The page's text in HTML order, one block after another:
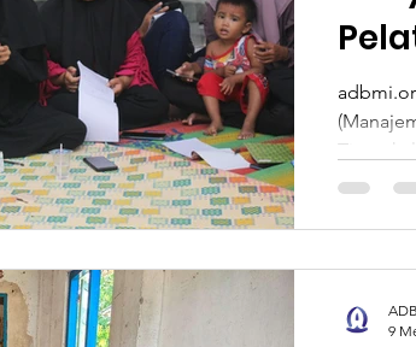
Timur
9